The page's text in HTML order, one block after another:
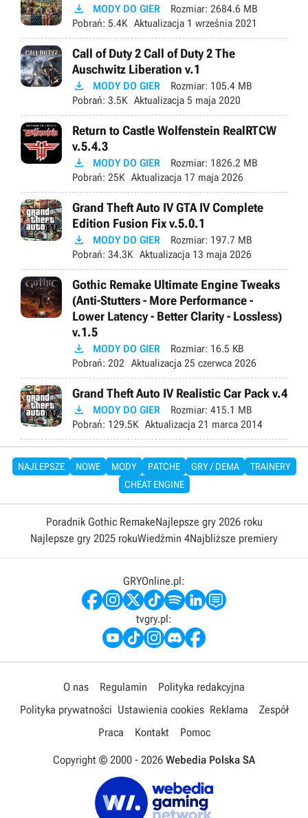
 MODY DO GIER Rozmiar: 2684.6 MB
Pobrań: 5.4K Aktualizacja 1 września 2021
Call of Duty 2 Call of Duty 2 The
Auschwitz Liberation v.1
 MODY DO GIER Rozmiar: 105.4 MB
Pobrań: 3.5K Aktualizacja 5 maja 2020
Return to Castle Wolfenstein RealRTCW
v.5.4.3
 MODY DO GIER Rozmiar: 1826.2 MB
Pobrań: 25K Aktualizacja 17 maja 2026
Grand Theft Auto IV GTA IV Complete
Edition Fusion Fix v.5.0.1
 MODY DO GIER Rozmiar: 197.7 MB
Pobrań: 34.3K Aktualizacja 13 maja 2026
Gothic Remake Ultimate Engine Tweaks
(Anti-Stutters - More Performance -
Lower Latency - Better Clarity - Lossless)
v.1.5
 MODY DO GIER Rozmiar: 16.5 KB
Pobrań: 202 Aktualizacja 25 czerwca 2026
Grand Theft Auto IV Realistic Car Pack v.4
 MODY DO GIER Rozmiar: 415.1 MB
Pobrań: 129.5K Aktualizacja 21 marca 2014
NAJLEPSZE NOWE MODY PATCHE GRY / DEMA
TRAINERY
CHEAT ENGINE
Poradnik Gothic RemakeNajlepsze gry 2026 roku
Najlepsze gry 2025 rokuWiedźmin 4Najbliższe premiery
GRYOnline.pl:
tvgry.pl:
O nas Regulamin
Polityka redakcyjna
Polityka prywatności Ustawienia cookies Reklama
Zespół
Praca
Kontakt Pomoc
Copyright © 2000 - 2026 Webedia Polska SA